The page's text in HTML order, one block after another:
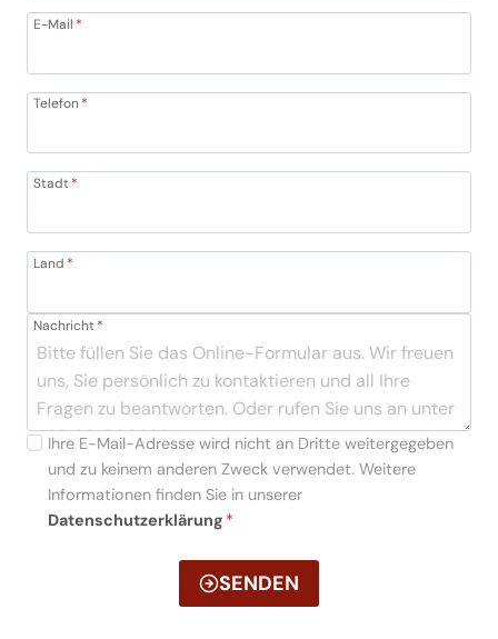
E-Mail *
Telefon*
Stadt*
Land *
Nachricht*
Ihre E-Mail-Adresse wird nicht an Dritte weitergegeben
und zu keinem anderen Zweck verwendet. Weitere
Informationen finden Sie in unserer
Datenschutzerklärung *
SENDEN